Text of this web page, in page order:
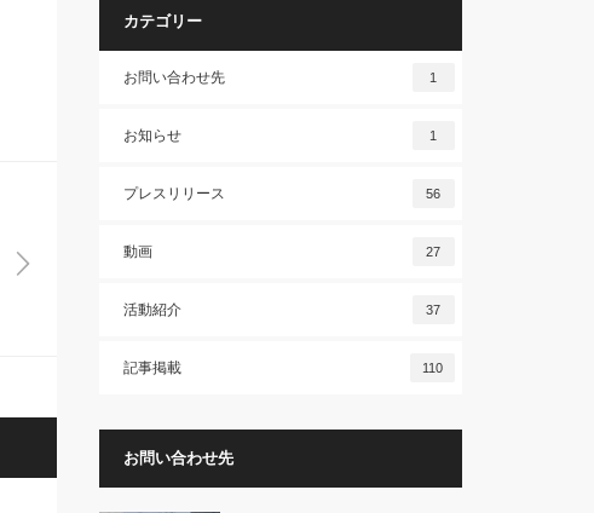
カテゴリー
お問い合わせ先 1
お知らせ 1
プレスリリース 56
動画 27
活動紹介 37
記事掲載 110
お問い合わせ先